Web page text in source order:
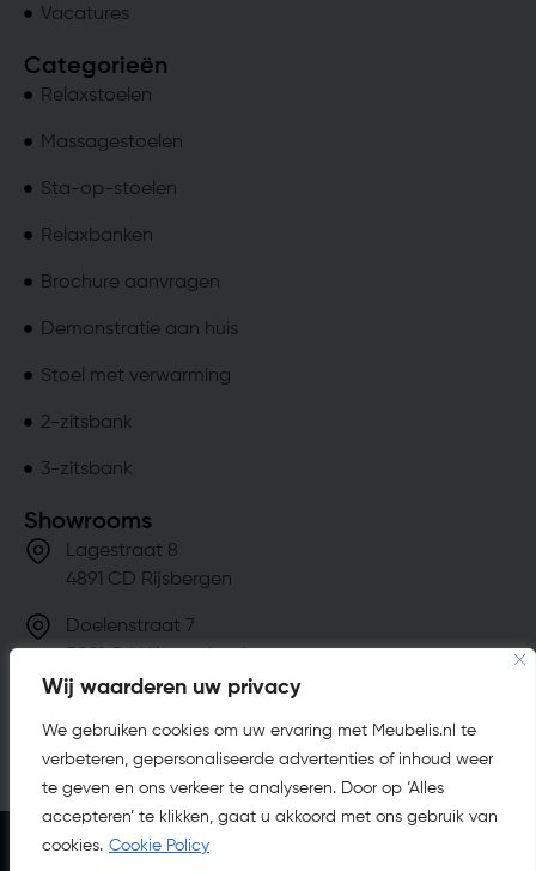
Wij waarderen uw privacy
We gebruiken cookies om uw ervaring met Meubelis.nl te
verbeteren, gepersonaliseerde advertenties of inhoud weer
te geven en ons verkeer te analyseren. Door op ‘Alles
accepteren’ te klikken, gaat u akkoord met ons gebruik van
cookies. Cookie Policy
Vacatures
Categorieën
Relaxstoelen
Massagestoelen
Sta-op-stoelen
Relaxbanken
Brochure aanvragen
Demonstratie aan huis
Stoel met verwarming
2-zitsbank
3-zitsbank
Showrooms
Lagestraat 8
4891 CD Rijsbergen
Doelenstraat 7
info@meubelis.nl
(076) 201 49 19
Algemene voorwaarden